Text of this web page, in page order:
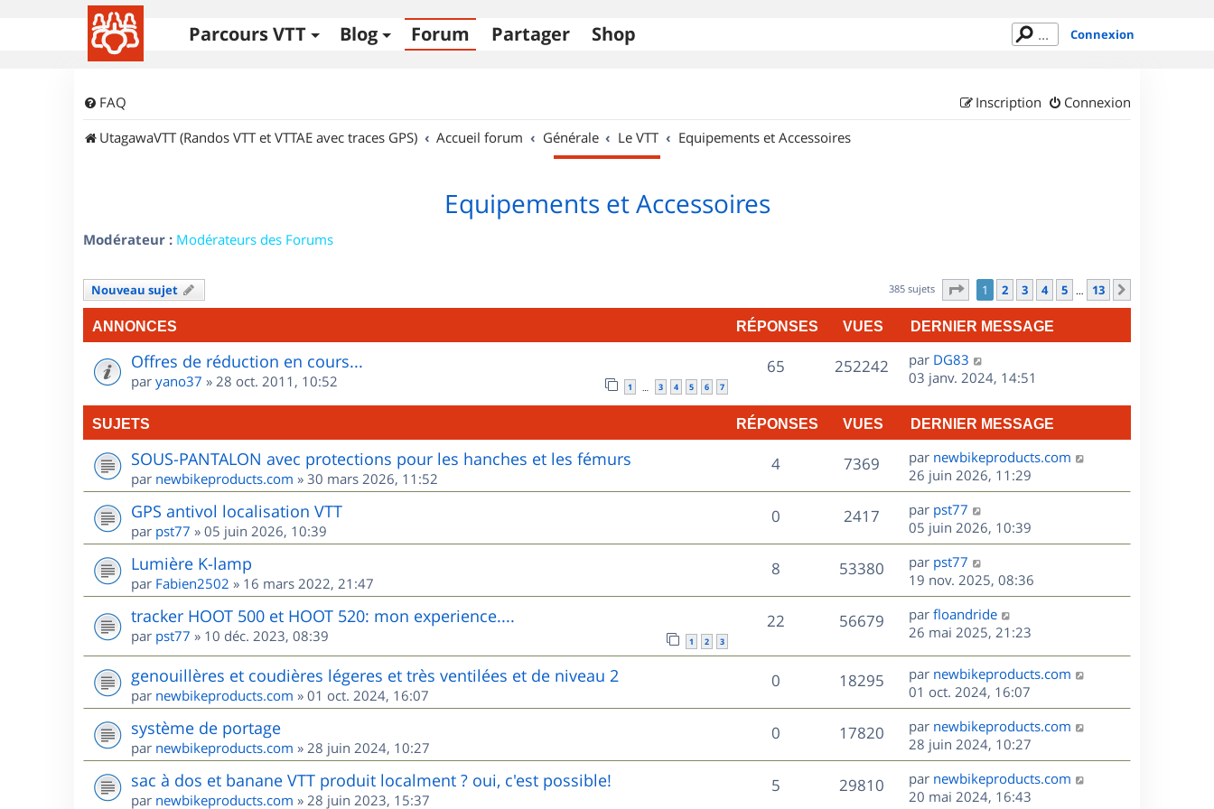
Parcours VTT Blog Forum Partager Shop Connexion
FAQ Connexion
Inscription
UtagawaVTT (Randos VTT et VTTAE avec traces GPS)
Accueil forum Générale Le VTT Equipements et Accessoires
Equipements et Accessoires
Modérateur : Modérateurs des Forums
Nouveau sujet 385 sujets Page sur13
1 2 3 4 5 … 13
ANNONCES RÉPONSES VUES DERNIER MESSAGE
Offres de réduction en cours...
par yano37 » 28 oct. 2011, 10:52 1 … 3 4 5 6 7
65R
p
n
s
252242V
D
e
r
m
e
s
s
a
g
e
par DG83
03 janv. 2024, 14:51
SUJETS RÉPONSES VUES DERNIER MESSAGE
SOUS-PANTALON avec protections pour les hanches et les fémurs
par newbikeproducts.com » 30 mars 2026, 11:52
4R
é
o
n
s
e
s
7369V
u
s
D
e
r
n
i
e
r
m
e
s
s
a
g
e
par newbikeproducts.com
26 juin 2026, 11:29
GPS antivol localisation VTT
par pst77 » 05 juin 2026, 10:39
0R
é
p
o
s
e
s
2417V
u
e
s
D
e
r
n
i
e
r
m
e
s
s
a
g
e
par pst77
05 juin 2026, 10:39
Lumière K-lamp
par Fabien2502 » 16 mars 2022, 21:47
8R
é
p
s
e
s
53380V
u
D
e
r
n
i
r
m
e
s
s
a
g
e
par pst77
19 nov. 2025, 08:36
tracker HOOT 500 et HOOT 520: mon experience....
par pst77 » 10 déc. 2023, 08:39 1 2 3
22R
é
56679V
u
e
D
e
i
e
r
m
e
s
s
par floandride
26 mai 2025, 21:23
genouillères et coudières légeres et très ventilées et de niveau 2
par newbikeproducts.com » 01 oct. 2024, 16:07
0R
é
18295V
u
s
D
e
r
n
i
e
r
m
par newbikeproducts.com
01 oct. 2024, 16:07
système de portage
par newbikeproducts.com » 28 juin 2024, 10:27
0R
é
17820V
u
D
e
r
n
i
par newbikeproducts.com
28 juin 2024, 10:27
sac à dos et banane VTT produit localment ? oui, c'est possible!
par newbikeproducts.com » 28 juin 2023, 15:37
5R
29810V
D
e
par newbikeproducts.com
20 mai 2024, 16:43